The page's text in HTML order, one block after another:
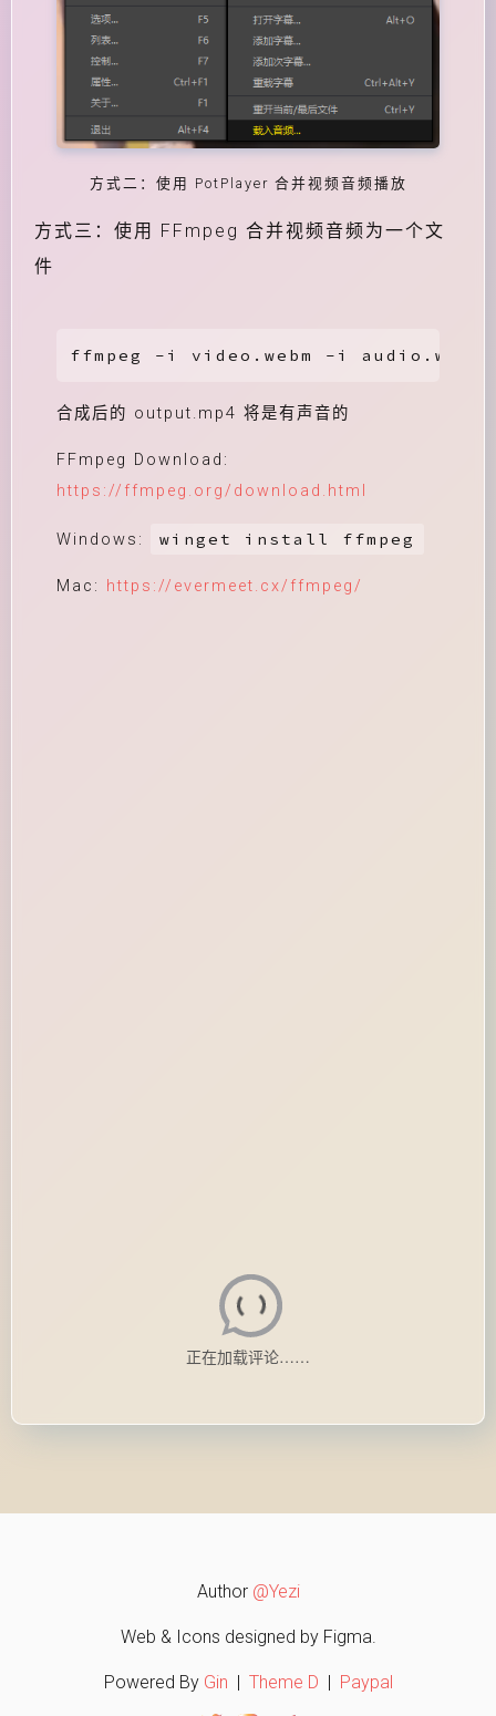
方式二：使用 PotPlayer 合并视频音频播放
方式三：使用 FFmpeg 合并视频音频为一个文
件
ffmpeg -i video.webm -i audio.weba
合成后的 output.mp4 将是有声音的
FFmpeg Download:
https://ffmpeg.org/download.html
Windows: winget install ffmpeg
Mac: https://evermeet.cx/ffmpeg/
Author @Yezi
Web & Icons designed by Figma.
Powered By Gin Theme D Paypal